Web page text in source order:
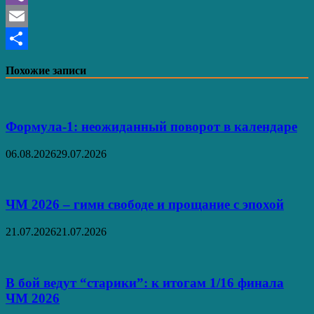
Viber
Email
Похожие записи
Формула-1: неожиданный поворот в календаре
06.08.202629.07.2026
ЧМ 2026 – гимн свободе и прощание с эпохой
21.07.202621.07.2026
В бой ведут “старики”: к итогам 1/16 финала
ЧМ 2026